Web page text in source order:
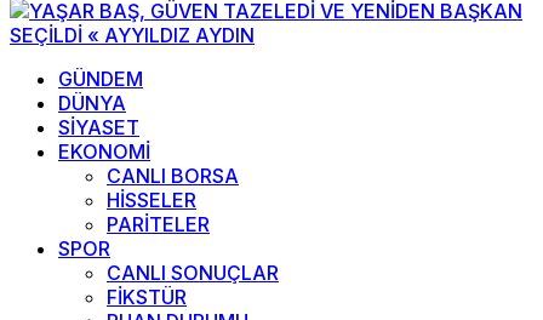
GÜNDEM
DÜNYA
SİYASET
EKONOMİ
CANLI BORSA
HİSSELER
PARİTELER
SPOR
CANLI SONUÇLAR
FİKSTÜR